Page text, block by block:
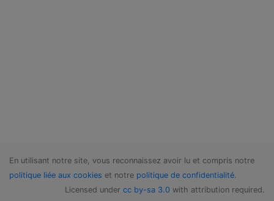
En utilisant notre site, vous reconnaissez avoir lu et compris notre
politique liée aux cookies et notre politique de confidentialité.
Licensed under cc by-sa 3.0 with attribution required.